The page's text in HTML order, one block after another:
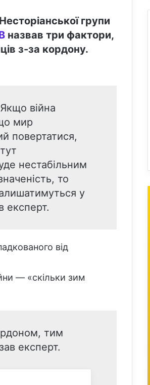
групи
назвав три фактори,
з-за кордону.
війна
мир
повертатися,
нестабільним
то
у
експерт.
від
— «скільки зим
тим
експерт.